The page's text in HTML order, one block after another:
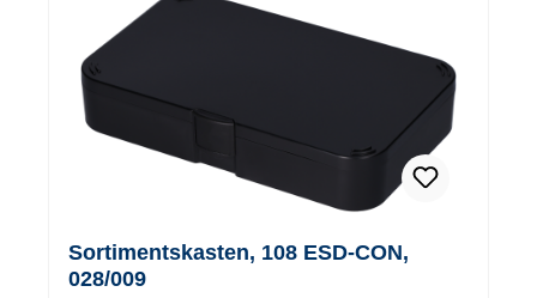
Sortimentskasten, 108 ESD-CON,
028/009